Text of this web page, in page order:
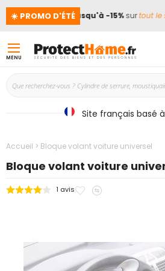
☀️ PROMO D'ÉTÉ
! 📢Jusqu'à -15%surtout le
MENU
Site français basé
Accueil Bloque volant voiture universel
Bloque volant voiture
1 avis
Ajouter